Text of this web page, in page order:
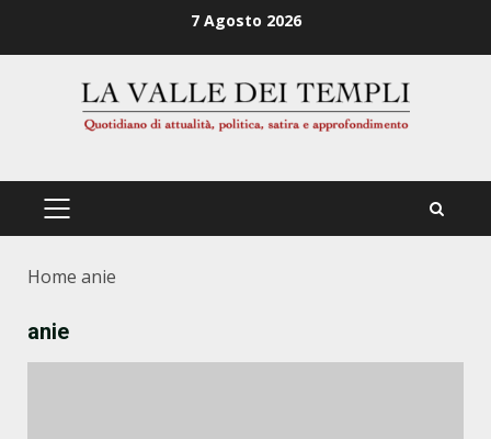
7 Agosto 2026
PRIMÄRES
Home anie
anie